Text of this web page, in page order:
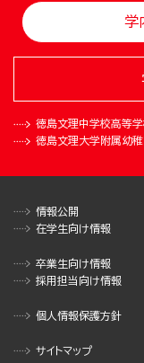
学
徳島文理中学校高等
徳島文理大学附属幼稚
情報公開
在学生向け情報
卒業生向け情報
採用担当向け情報
個人情報保護方針
サイトマップ